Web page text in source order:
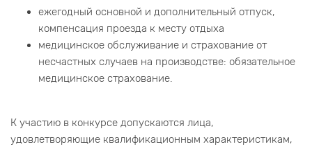
ежегодный основной и дополнительный отпуск,
компенсация проезда к месту отдыха
медицинское обслуживание и страхование от
несчастных случаев на производстве: обязательное
медицинское страхование.
К участию в конкурсе допускаются лица,
удовлетворяющие квалификационным характеристикам,